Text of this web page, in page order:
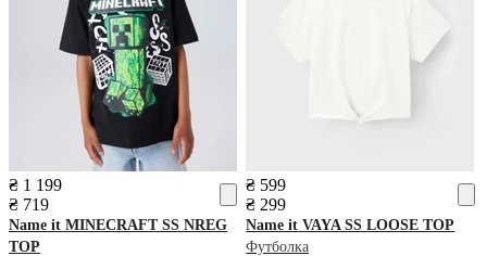
₴ 1 199
₴ 719
Name it MINECRAFT SS NREG
TOP
₴ 599
₴ 299
Name it VAYA SS LOOSE TOP
Футболка